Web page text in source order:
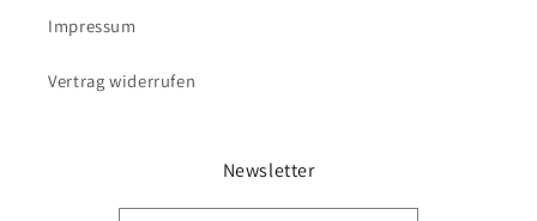
Impressum
Vertrag widerrufen
Newsletter